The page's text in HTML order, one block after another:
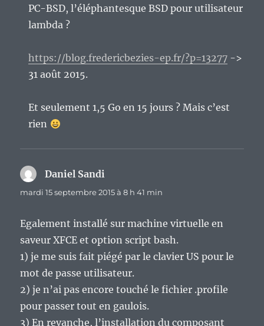
PC-BSD, l’éléphantesque BSD pour utilisateur
lambda ?
https://blog.fredericbezies-ep.fr/?p=13277 ->
31 août 2015.
Et seulement 1,5 Go en 15 jours ? Mais c’est
rien
Daniel Sandi
mardi 15 septembre 2015 à 8 h 41 min
Egalement installé sur machine virtuelle en
saveur XFCE et option script bash.
1) je me suis fait piégé par le clavier US pour le
mot de passe utilisateur.
2) je n’ai pas encore touché le fichier .profile
pour passer tout en gaulois.
3) En revanche, l’installation du composant